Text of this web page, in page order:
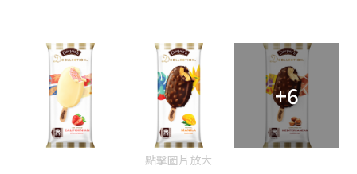
+6
點擊圖片放大